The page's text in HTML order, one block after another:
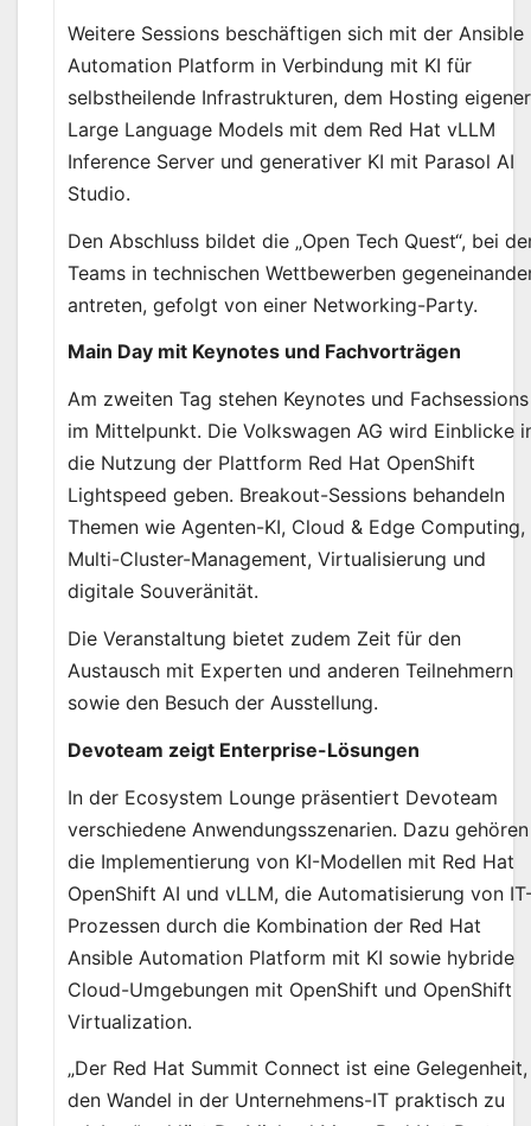
Weitere Sessions beschäftigen sich mit der Ansible
Automation Platform in Verbindung mit KI für
selbstheilende Infrastrukturen, dem Hosting eigener
Large Language Models mit dem Red Hat vLLM
Inference Server und generativer KI mit Parasol AI
Studio.
Den Abschluss bildet die „Open Tech Quest“, bei
Teams in technischen Wettbewerben
antreten, gefolgt von einer Networking-Party.
Main Day mit Keynotes und Fachvorträgen
Am zweiten Tag stehen Keynotes und Fachsessions
im Mittelpunkt. Die Volkswagen AG wird Einblicke
die Nutzung der Plattform Red Hat OpenShift
Lightspeed geben. Breakout-Sessions behandeln
Themen wie Agenten-KI, Cloud & Edge Computing,
Multi-Cluster-Management, Virtualisierung und
digitale Souveränität.
Die Veranstaltung bietet zudem Zeit für den
Austausch mit Experten und anderen Teilnehmern
sowie den Besuch der Ausstellung.
Devoteam zeigt Enterprise-Lösungen
In der Ecosystem Lounge präsentiert Devoteam
verschiedene Anwendungsszenarien. Dazu gehören
die Implementierung von KI-Modellen mit Red Hat
OpenShift AI und vLLM, die Automatisierung von
Prozessen durch die Kombination der Red Hat
Ansible Automation Platform mit KI sowie hybride
Cloud-Umgebungen mit OpenShift und OpenShift
Virtualization.
„Der Red Hat Summit Connect ist eine Gelegenheit,
den Wandel in der Unternehmens-IT praktisch zu